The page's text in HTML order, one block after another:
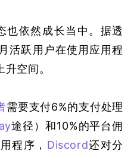
也依然成长当中。据透
活跃用户在使用应用程
空间。
需要支付6%的支付处理
途径）和10%的平台佣
程序， Discord还对分